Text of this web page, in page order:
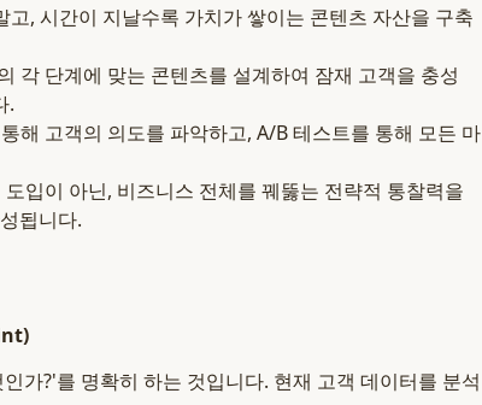
, 시간이 지날수록 가치가 쌓이는 콘텐츠 자산을 구축
각 단계에 맞는 콘텐츠를 설계하여 잠재 고객을 충성
.
해 고객의 의도를 파악하고, A/B 테스트를 통해 모든 마
입이 아닌, 비즈니스 전체를 꿰뚫는 전략적 통찰력을
됩니다.
가?'를 명확히 하는 것입니다. 현재 고객 데이터를 분석